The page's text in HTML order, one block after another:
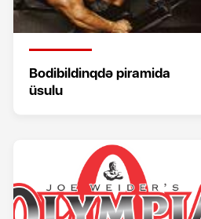
Bodibildinqdə piramida
üsulu